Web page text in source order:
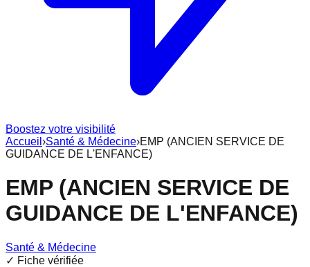
Boostez votre visibilité
Accueil ›Santé & Médecine›EMP (ANCIEN SERVICE DE
GUIDANCE DE L'ENFANCE)
EMP (ANCIEN SERVICE DE
GUIDANCE DE L'ENFANCE)
Santé & Médecine
✓ Fiche vérifiée